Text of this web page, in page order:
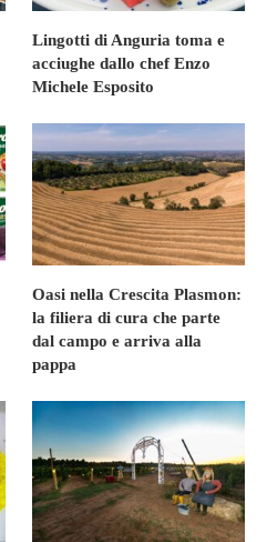
Lingotti di Anguria toma e
acciughe dallo chef Enzo
Michele Esposito
Oasi nella Crescita Plasmon:
la filiera di cura che parte
dal campo e arriva alla
pappa